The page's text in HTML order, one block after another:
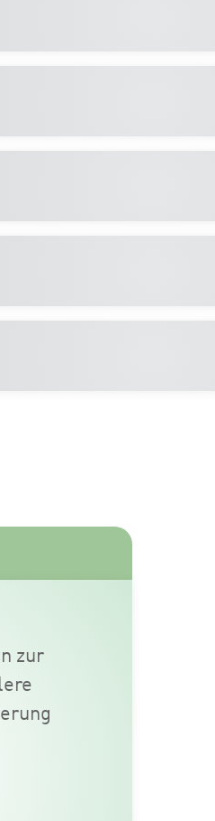
zur